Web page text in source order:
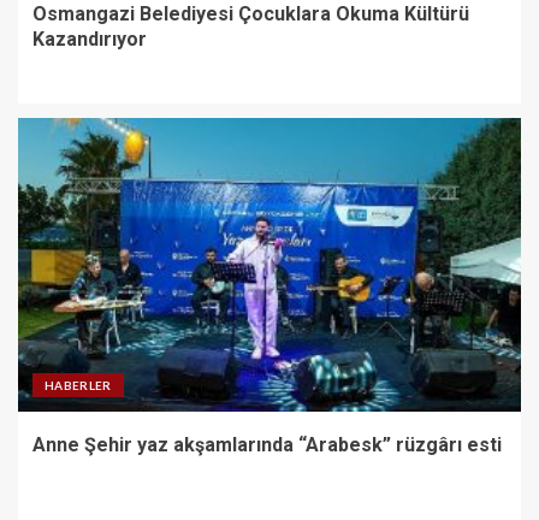
Osmangazi Belediyesi Çocuklara Okuma Kültürü
Kazandırıyor
HABERLER
Anne Şehir yaz akşamlarında “Arabesk” rüzgârı esti